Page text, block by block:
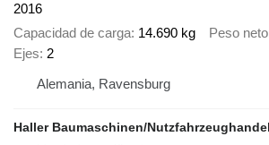
2016
Capacidad de carga 14.690 kg Peso neto
Ejes 2
Alemania, Ravensburg